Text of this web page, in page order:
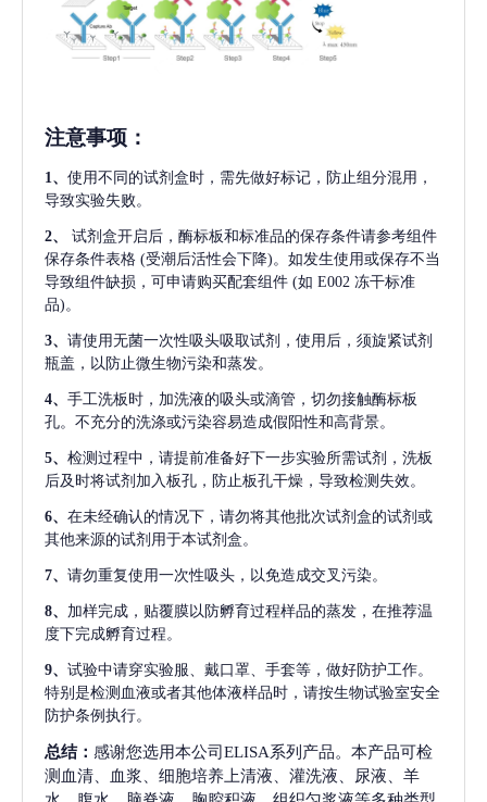
注意事项 ：
1、 使用不同的试剂盒时，需先做好标记，防止组分混用，
导致实验失败。
2、
试剂盒开启后，酶标板和标准品的保存条件请参考组件
保存条件表格 (受潮后活性会下降)。如发生使用或保存不当
导致组件缺损，可申请购买配套组件 (如 E002 冻干标准
品)。
3、 请使用无菌一次性吸头吸取试剂，使用后，须旋紧试剂
瓶盖，以防止微生物污染和蒸发。
4、 手工洗板时，加洗液的吸头或滴管，切勿接触酶标板
孔。不充分的洗涤或污染容易造成假阳性和高背景。
5、 检测过程中，请提前准备好下一步实验所需试剂，洗板
后及时将试剂加入板孔，防止板孔干燥，导致检测失效。
6、 在未经确认的情况下，请勿将其他批次试剂盒的试剂或
其他来源的试剂用于本试剂盒。
7、 请勿重复使用一次性吸头，以免造成交叉污染。
8、 加样完成，贴覆膜以防孵育过程样品的蒸发，在推荐温
度下完成孵育过程。
9、 试验中请穿实验服、戴口罩、手套等，做好防护工作。
特别是检测血液或者其他体液样品时，请按生物试验室安全
防护条例执行。
总结： 感谢您选用本公司ELISA系列产品。本产品可检
测血清、血浆、细胞培养上清液、灌洗液、尿液、羊